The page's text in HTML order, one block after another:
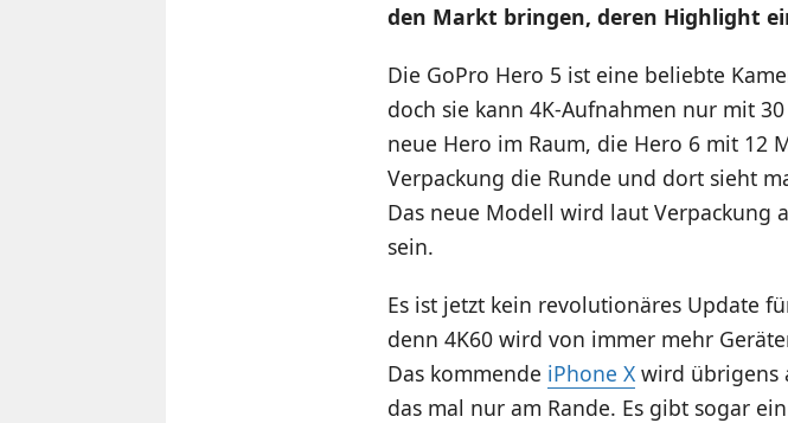
den Markt bringen, deren Highlight
Die GoPro Hero 5 ist eine beliebte
doch sie kann 4K-Aufnahmen nur mit
neue Hero im Raum, die Hero 6 mit 12
Verpackung die Runde und dort sieht
Das neue Modell wird laut Verpackung
sein.
Es ist jetzt kein revolutionäres Update
denn 4K60 wird von immer mehr
Das kommende iPhone Xwird übrigens
das mal nur am Rande. Es gibt sogar